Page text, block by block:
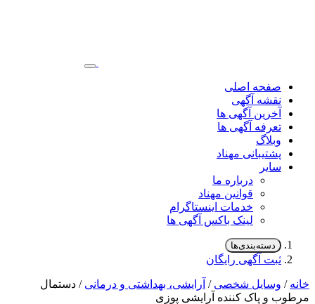
صفحه اصلی
نقشه آگهی
آخرین آگهی ها
تعرفه آگهی ها
وبلاگ
پشتیبانی مهناد
سایر
درباره ما
قوانین مهناد
خدمات اینستاگرام
لینک باکس آگهی ها
دسته‌بندی‌ها
ثبت آگهی رایگان
خانه/ وسایل شخصی / آرایشی، بهداشتی و درمانی / دستمال
مرطوب و پاک کننده آرایشی پوزی